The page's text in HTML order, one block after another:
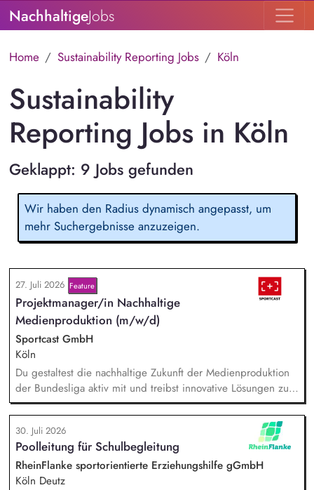
NachhaltigeJobs
Home Sustainability Reporting Jobs Köln
Sustainability
Reporting Jobs in Köln
Geklappt: 9 Jobs gefunden
Wir haben den Radius dynamisch angepasst, um
mehr Suchergebnisse anzuzeigen.
27. Juli 2026 Feature
Projektmanager/in Nachhaltige
Medienproduktion (m/w/d)
Sportcast GmbH
Köln
Du gestaltest die nachhaltige Zukunft der Medienproduktion
der Bundesliga aktiv mit und treibst innovative Lösungen zur
Reduzierung von Emissionen voran. Dein Fokus liegt auf der
Evaluierung von Reduktionspotentialen von TV-
Produktionskonzepten hinsichtlich Co2e-Fußabdruck,
Durchführung einer Machbarkeitsstudie zur emissionsfreien
USV-Stromversorgung sowie der Koordination interner und
externer Stakeholder.
30. Juli 2026
Poolleitung für Schulbegleitung
RheinFlanke sportorientierte Erziehungshilfe gGmbH
Köln Deutz